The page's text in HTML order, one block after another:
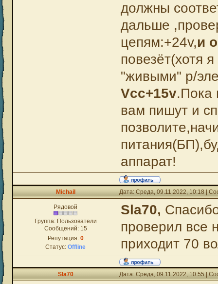
должны
дальше
цепям:+24v,и
повезёт(хотя
"живыми" р/
Vcc+15v.Пока
вам пишут и
аппарат!
Michail Дата: Среда, 09.11.2022, 10:18 |
Рядовой
Группа: Пользователи
Сообщений: 15
Репутация: 0
Статус: Offline
Sla70,
проверил все
приходит 70
Sla70 Дата: Среда, 09.11.2022, 10:55 |